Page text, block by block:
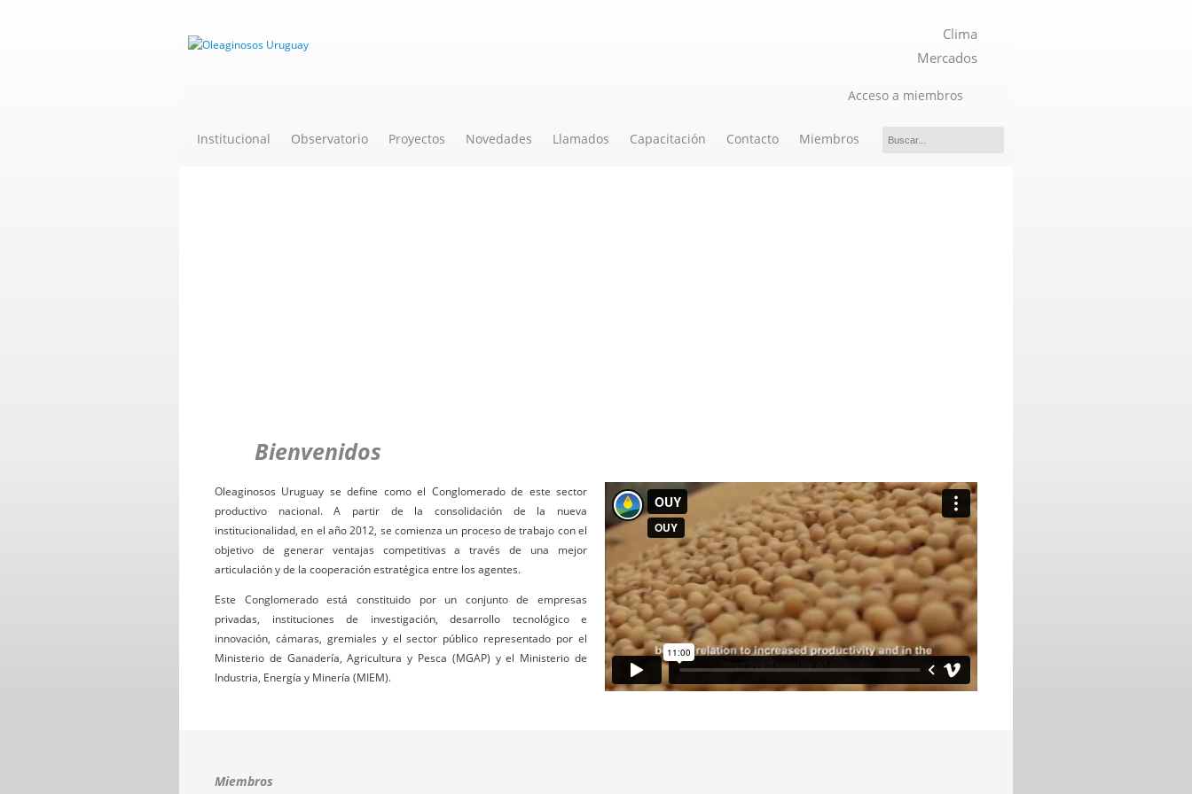
Clima
Mercados
Acceso a miembros
Institucional Observatorio Proyectos Novedades Llamados Capacitación Contacto Miembros
Bienvenidos
Oleaginosos Uruguay se define como el Conglomerado de este sector
productivo nacional. A partir de la consolidación de la nueva
institucionalidad, en el año 2012, se comienza un proceso de trabajo con el
objetivo de generar ventajas competitivas a través de una mejor
articulación y de la cooperación estratégica entre los agentes.
Este Conglomerado está constituido por un conjunto de empresas
privadas, instituciones de investigación, desarrollo tecnológico e
innovación, cámaras, gremiales y el sector público representado por el
Ministerio de Ganadería, Agricultura y Pesca (MGAP) y el Ministerio de
Industria, Energía y Minería (MIEM).
Miembros